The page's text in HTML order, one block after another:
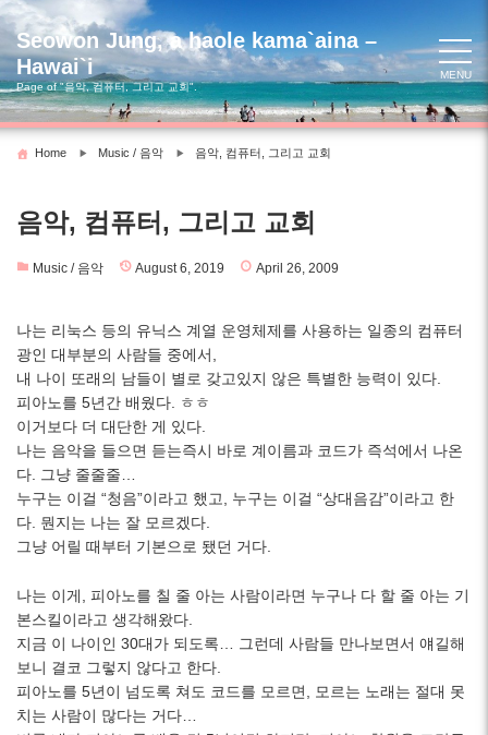
Skip
to
content
Seowon Jung, a haole kama`aina –
Hawai`i
Page of "음악, 컴퓨터, 그리고 교회".
MENU
Home Music / 음악 음악, 컴퓨터, 그리고 교회
음악, 컴퓨터, 그리고 교회
Music / 음악 August 6, 2019 April 26, 2009
나는 리눅스 등의 유닉스 계열 운영체제를 사용하는 일종의 컴퓨터
광인 대부분의 사람들 중에서,
내 나이 또래의 남들이 별로 갖고있지 않은 특별한 능력이 있다.
피아노를 5년간 배웠다. ㅎㅎ
이거보다 더 대단한 게 있다.
나는 음악을 들으면 듣는즉시 바로 계이름과 코드가 즉석에서 나온
다. 그냥 줄줄줄…
누구는 이걸 “청음”이라고 했고, 누구는 이걸 “상대음감”이라고 한
다. 뭔지는 나는 잘 모르겠다.
그냥 어릴 때부터 기본으로 됐던 거다.
나는 이게, 피아노를 칠 줄 아는 사람이라면 누구나 다 할 줄 아는 기
본스킬이라고 생각해왔다.
지금 이 나이인 30대가 되도록… 그런데 사람들 만나보면서 얘길해
보니 결코 그렇지 않다고 한다.
피아노를 5년이 넘도록 쳐도 코드를 모르면, 모르는 노래는 절대 못
치는 사람이 많다는 거다…